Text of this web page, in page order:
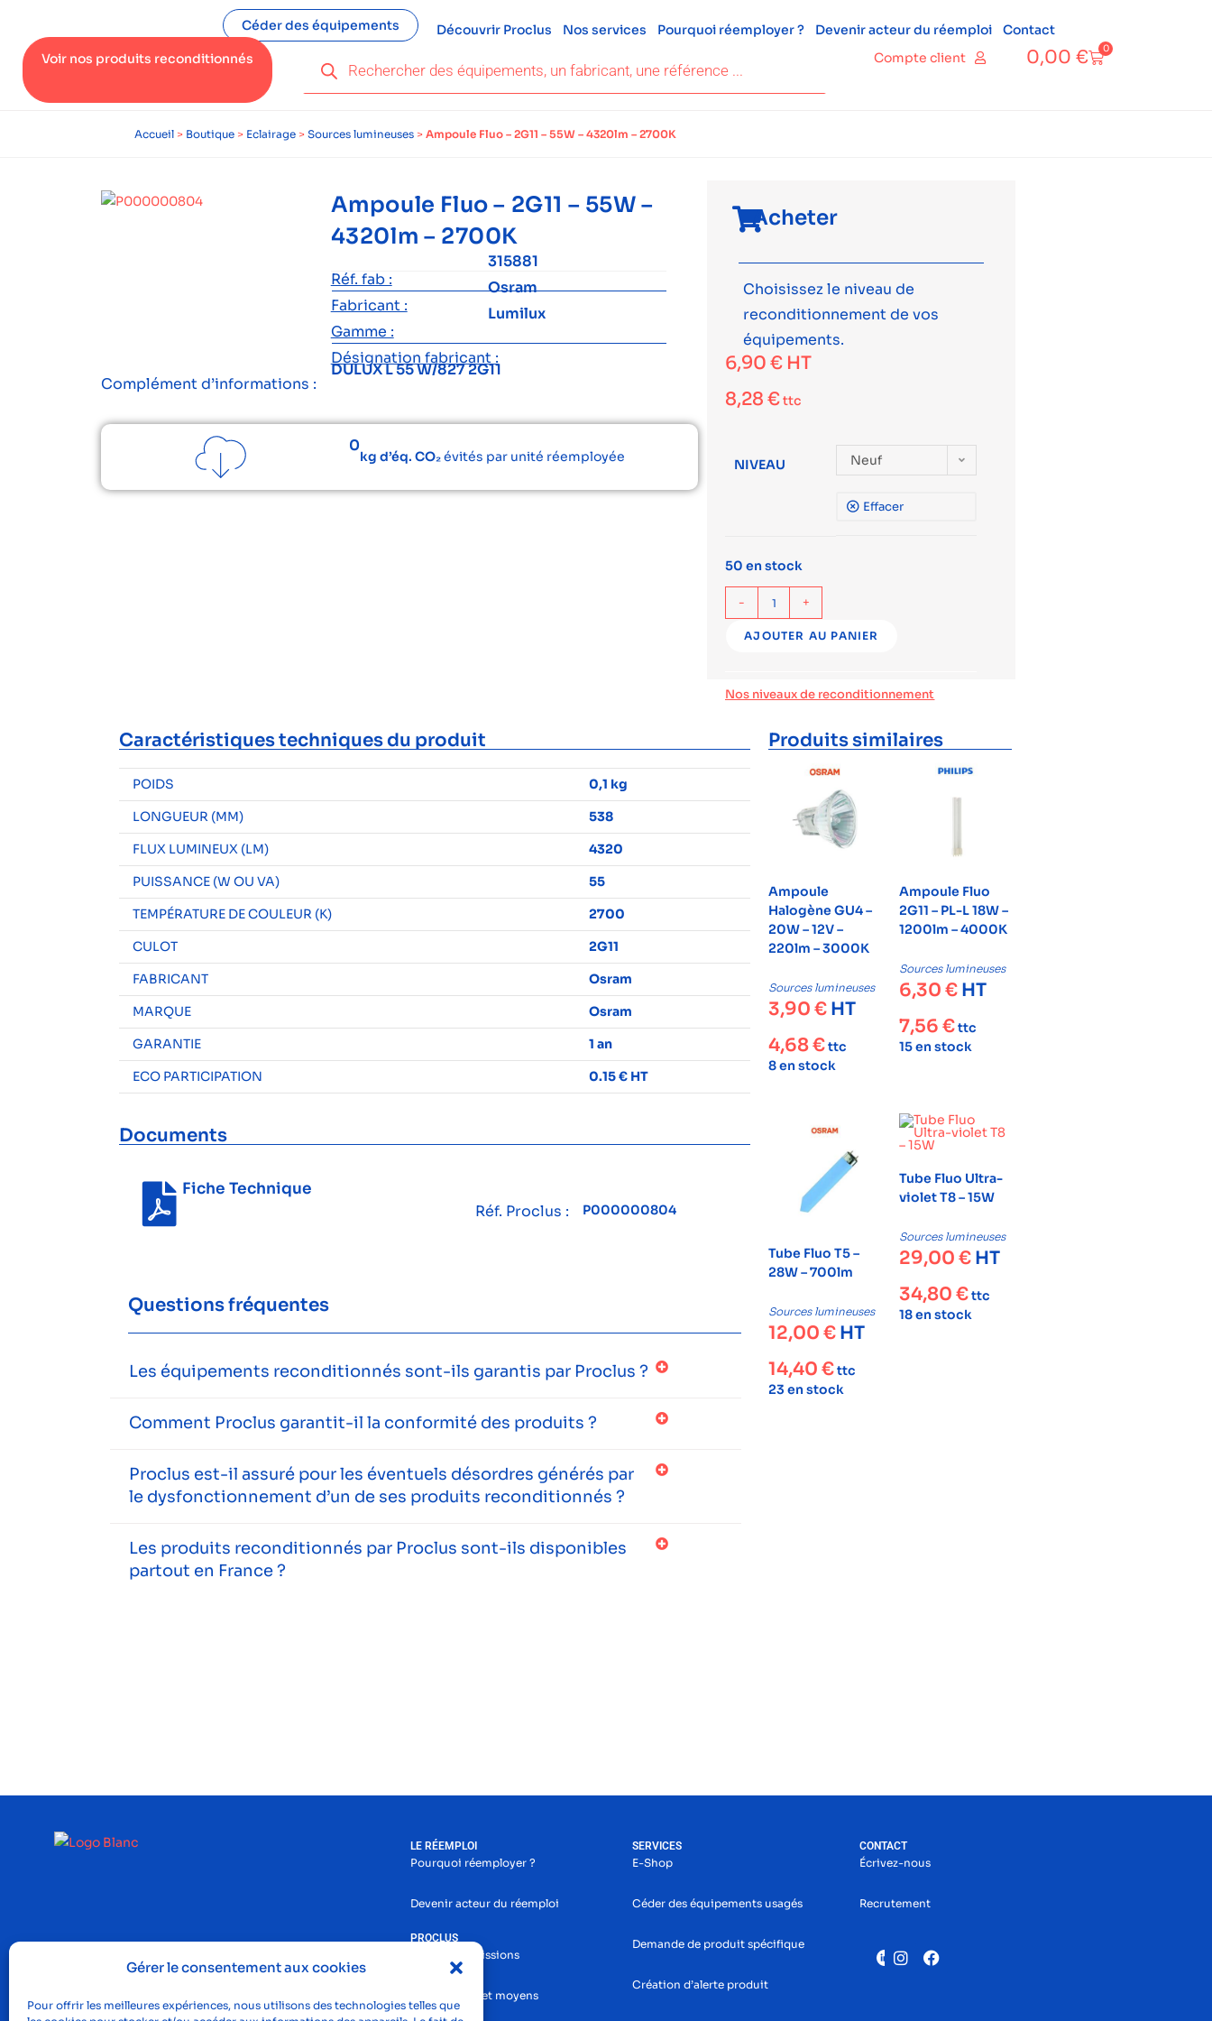
Gérer le consentement aux cookies
Pour offrir les meilleures expériences, nous utilisons des technologies telles que
Céder des équipements Découvrir Proclus Nos services Pourquoi réemployer ? Devenir acteur du réemploi
Contact
Voir nos produits reconditionnés
Compte client 0,00 € 0
Accueil > Boutique > Eclairage > Sources lumineuses > Ampoule Fluo – 2G11 – 55W – 4320lm – 2700K
Ampoule Fluo – 2G11 – 55W –
4320lm – 2700K
Réf. fab :
315881
Fabricant :
Osram
Gamme :
Lumilux
Désignation fabricant :
DULUX L 55 W/827 2G11
Complément d’informations :
0
kg d’éq. CO₂évités par unité réemployée
Acheter
Choisissez le niveau de
reconditionnement de vos
équipements.
6,90€ HT
8,28€ttc
NIVEAU Neuf
Effacer
50 en stock
- +
AJOUTER AU PANIER
Nos niveaux de reconditionnement
Caractéristiques techniques du produit
POIDS
0,1 kg
LONGUEUR (MM)
538
FLUX LUMINEUX (LM)
4320
PUISSANCE (W OU VA)
55
TEMPÉRATURE DE COULEUR (K)
2700
CULOT
2G11
FABRICANT
Osram
MARQUE
Osram
GARANTIE
1 an
ECO PARTICIPATION
0.15 € HT
Documents
Fiche Technique
Réf. Proclus :
P000000804
Questions fréquentes
Les équipements reconditionnés sont-ils garantis par Proclus ?
Comment Proclus garantit-il la conformité des produits ?
Proclus est-il assuré pour les éventuels désordres générés par
le dysfonctionnement d’un de ses produits reconditionnés ?
Les produits reconditionnés par Proclus sont-ils disponibles
partout en France ?
Produits similaires
Ampoule
Halogène GU4 –
20W – 12V –
220lm – 3000K
Sources lumineuses
3,90 € HT
4,68€ttc
8 en stock
Ampoule Fluo
2G11 – PL-L 18W –
1200lm – 4000K
Sources lumineuses
6,30 € HT
7,56 €ttc
15 en stock
Tube Fluo T5 –
28W – 700lm
Sources lumineuses
12,00 € HT
14,40 €ttc
23 en stock
Tube Fluo Ultra-
violet T8 – 15W
Sources lumineuses
29,00 € HT
34,80 €ttc
18 en stock
LE RÉEMPLOI
Pourquoi réemployer ?
Devenir acteur du réemploi
PROCLUS
Histoire et missions
Nos services et moyens
SERVICES
E-Shop
Céder des équipements usagés
Demande de produit spécifique
Création d’alerte produit
CONTACT
Écrivez-nous
Recrutement